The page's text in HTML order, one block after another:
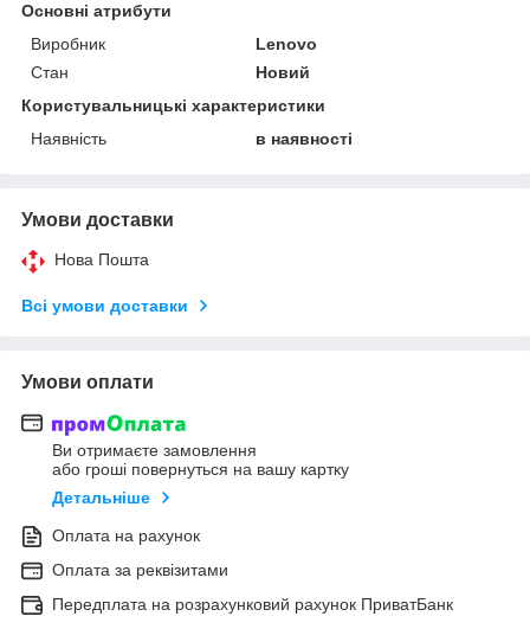
Основні атрибути
Виробник
Lenovo
Стан
Новий
Користувальницькі характеристики
Наявність
в наявності
Умови доставки
Нова Пошта
Всі умови доставки
Умови оплати
Ви отримаєте замовлення
або гроші повернуться на вашу картку
Детальніше
Оплата на рахунок
Оплата за реквізитами
Передплата на розрахунковий рахунок ПриватБанк